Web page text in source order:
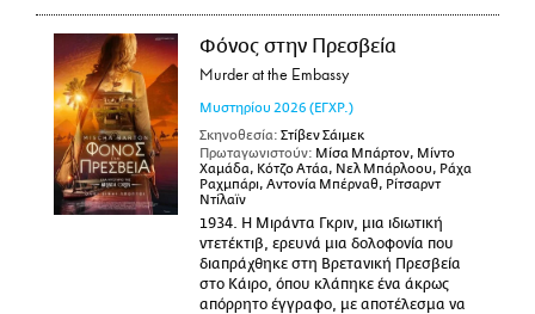
Φόνος στην Πρεσβεία
Murder at the Embassy
Μυστηρίου 2026 (ΕΓΧΡ.)
Σκηνοθεσία: Στίβεν Σάιμεκ
Πρωταγωνιστούν: Μίσα Μπάρτον, Μίντο
Χαμάδα, Κότζο Ατάα, Νελ Μπάρλοου, Ράχα
Ραχμπάρι, Αντονία Μπέρναθ, Ρίτσαρντ
Ντίλαϊν
1934. Η Μιράντα Γκριν, μια ιδιωτική
ντετέκτιβ, ερευνά μια δολοφονία που
διαπράχθηκε στη Βρετανική Πρεσβεία
στο Κάιρο, όπου κλάπηκε ένα άκρως
απόρρητο έγγραφο, με αποτέλεσμα να